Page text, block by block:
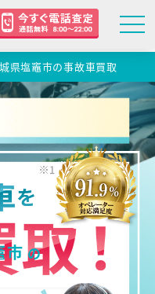
県塩竈市の事故車買取
市 の